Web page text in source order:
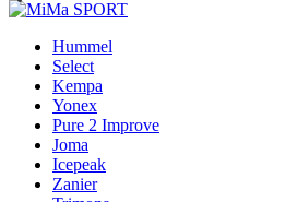
Hummel
Select
Kempa
Yonex
Pure 2 Improve
Joma
Icepeak
Zanier